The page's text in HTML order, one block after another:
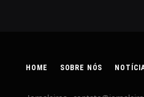
HOME SOBRE NÓS